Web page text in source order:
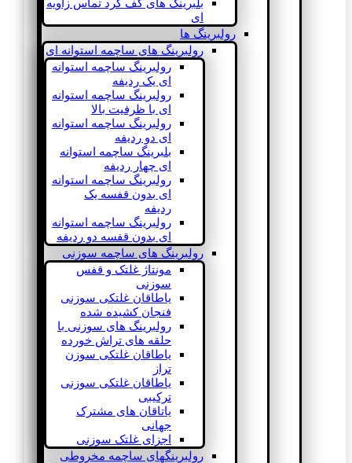
بلبرینگ های کف گرد تماس زاویه
ای
رولبرینگ ها
رولبرینگ های ساچمه استوانه ای
رولبرینگ ساچمه استوانه
ای یک ردیفه
رولبرینگ ساچمه استوانه
ای با ظرفیت بالا
رولبرینگ ساچمه استوانه
ای دو ردیفه
بلبرینگ ساچمه استوانه
ای چهار ردیفه
رولبرینگ ساچمه استوانه
ای بدون قفسه یک
ردیفه
رولبرینگ ساچمه استوانه
ای بدون قفسه دو ردیفه
رولبرینگ های ساچمه سوزنی
مونتاژ غلتک و قفس
سوزنی
یاطاقان غلتکی سوزنی
فنجان کشیده شده
رولبرینگ های سوزنی با
حلقه های تراش خورده
یاطاقان غلتکی سوزن
تراز
یاطاقان غلتکی سوزنی
ترکیبی
یاتاقان های مشترک
جهانی
اجزای غلتک سوزنی
رولبرینگهای ساچمه مخروطی